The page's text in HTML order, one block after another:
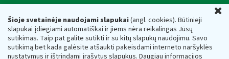
Šioje svetainėje naudojami slapukai(angl. cookies). Būtinieji
slapukai įdiegiami automatiškai ir jiems nėra reikalingas Jūsų
sutikimas. Taip pat galite sutikti ir su kitų slapukų naudojimu. Savo
sutikimą bet kada galėsite atšaukti pakeisdami interneto naršyklės
nustatymus ir ištrindami įrašytus slapukus. Daugiau informacijos
Respublikos finansų ministerijos
Biudžetinė įstaiga. Juridinio asmens kodas — 188659752,
adresas: Vasario 16-osios g. 14, 01107 Vilnius, Lietuva, el.paštas:
vmi@vmi.lt, E. pristatymo dėžutės adresas 188659752